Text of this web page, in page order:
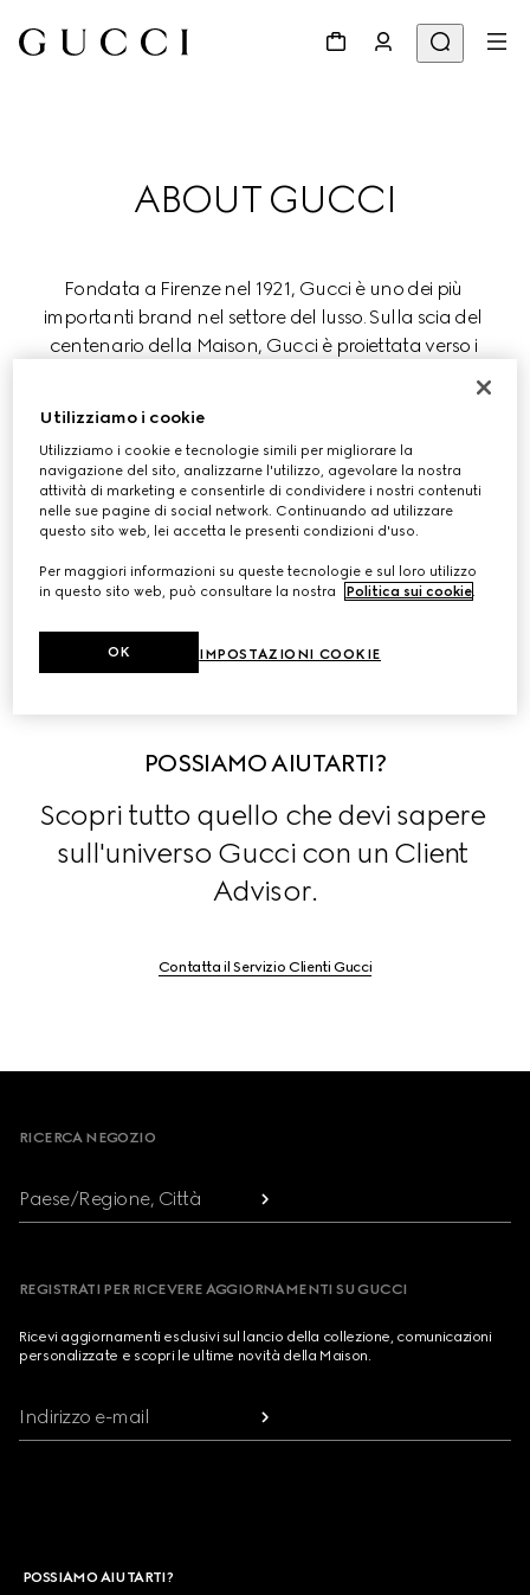
ABOUT GUCCI
Fondata a Firenze nel 1921, Gucci è uno dei più
importanti brand nel settore del lusso. Sulla scia del
centenario della Maison, Gucci è proiettata verso i
creatività, tradizione artigianale e innovazione.
Gucci fa parte del Gruppo Kering, che sostiene e
promuove lo sviluppo di alcuni tra i più importanti brand
nel settore moda, pelletteria, gioielli e occhiali.
Scopri di più su Stories.
POSSIAMO AIUTARTI?
Scopri tutto quello che devi sapere
sull'universo Gucci con un Client
Advisor.
Contatta il Servizio Clienti Gucci
RICERCA NEGOZIO
Paese/Regione, Città
REGISTRATI PER RICEVERE AGGIORNAMENTI SU GUCCI
Ricevi aggiornamenti esclusivi sul lancio della collezione, comunicazioni
personalizzate e scopri le ultime novità della Maison.
Indirizzo e-mail
POSSIAMO AIUTARTI?
Utilizziamo i cookie
Utilizziamo i cookie e tecnologie simili per migliorare la
navigazione del sito, analizzarne l'utilizzo, agevolare la nostra
attività di marketing e consentirle di condividere i nostri contenuti
nelle sue pagine di social network. Continuando ad utilizzare
questo sito web, lei accetta le presenti condizioni d'uso.
Per maggiori informazioni su queste tecnologie e sul loro utilizzo
in questo sito web, può consultare la nostra
Politica sui cookie.
IMPOSTAZIONI COOKIE
OK